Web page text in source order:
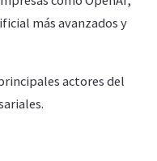
más avanzados y
actores del